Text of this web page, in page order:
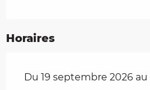
Horaires
Du 19 septembre 2026